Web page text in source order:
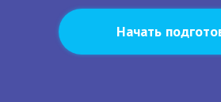
Начать